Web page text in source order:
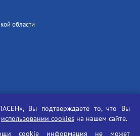
области
услугВы подтверждаете то, что Вы
использовании cookies на нашем сайте.
cookie информация не может